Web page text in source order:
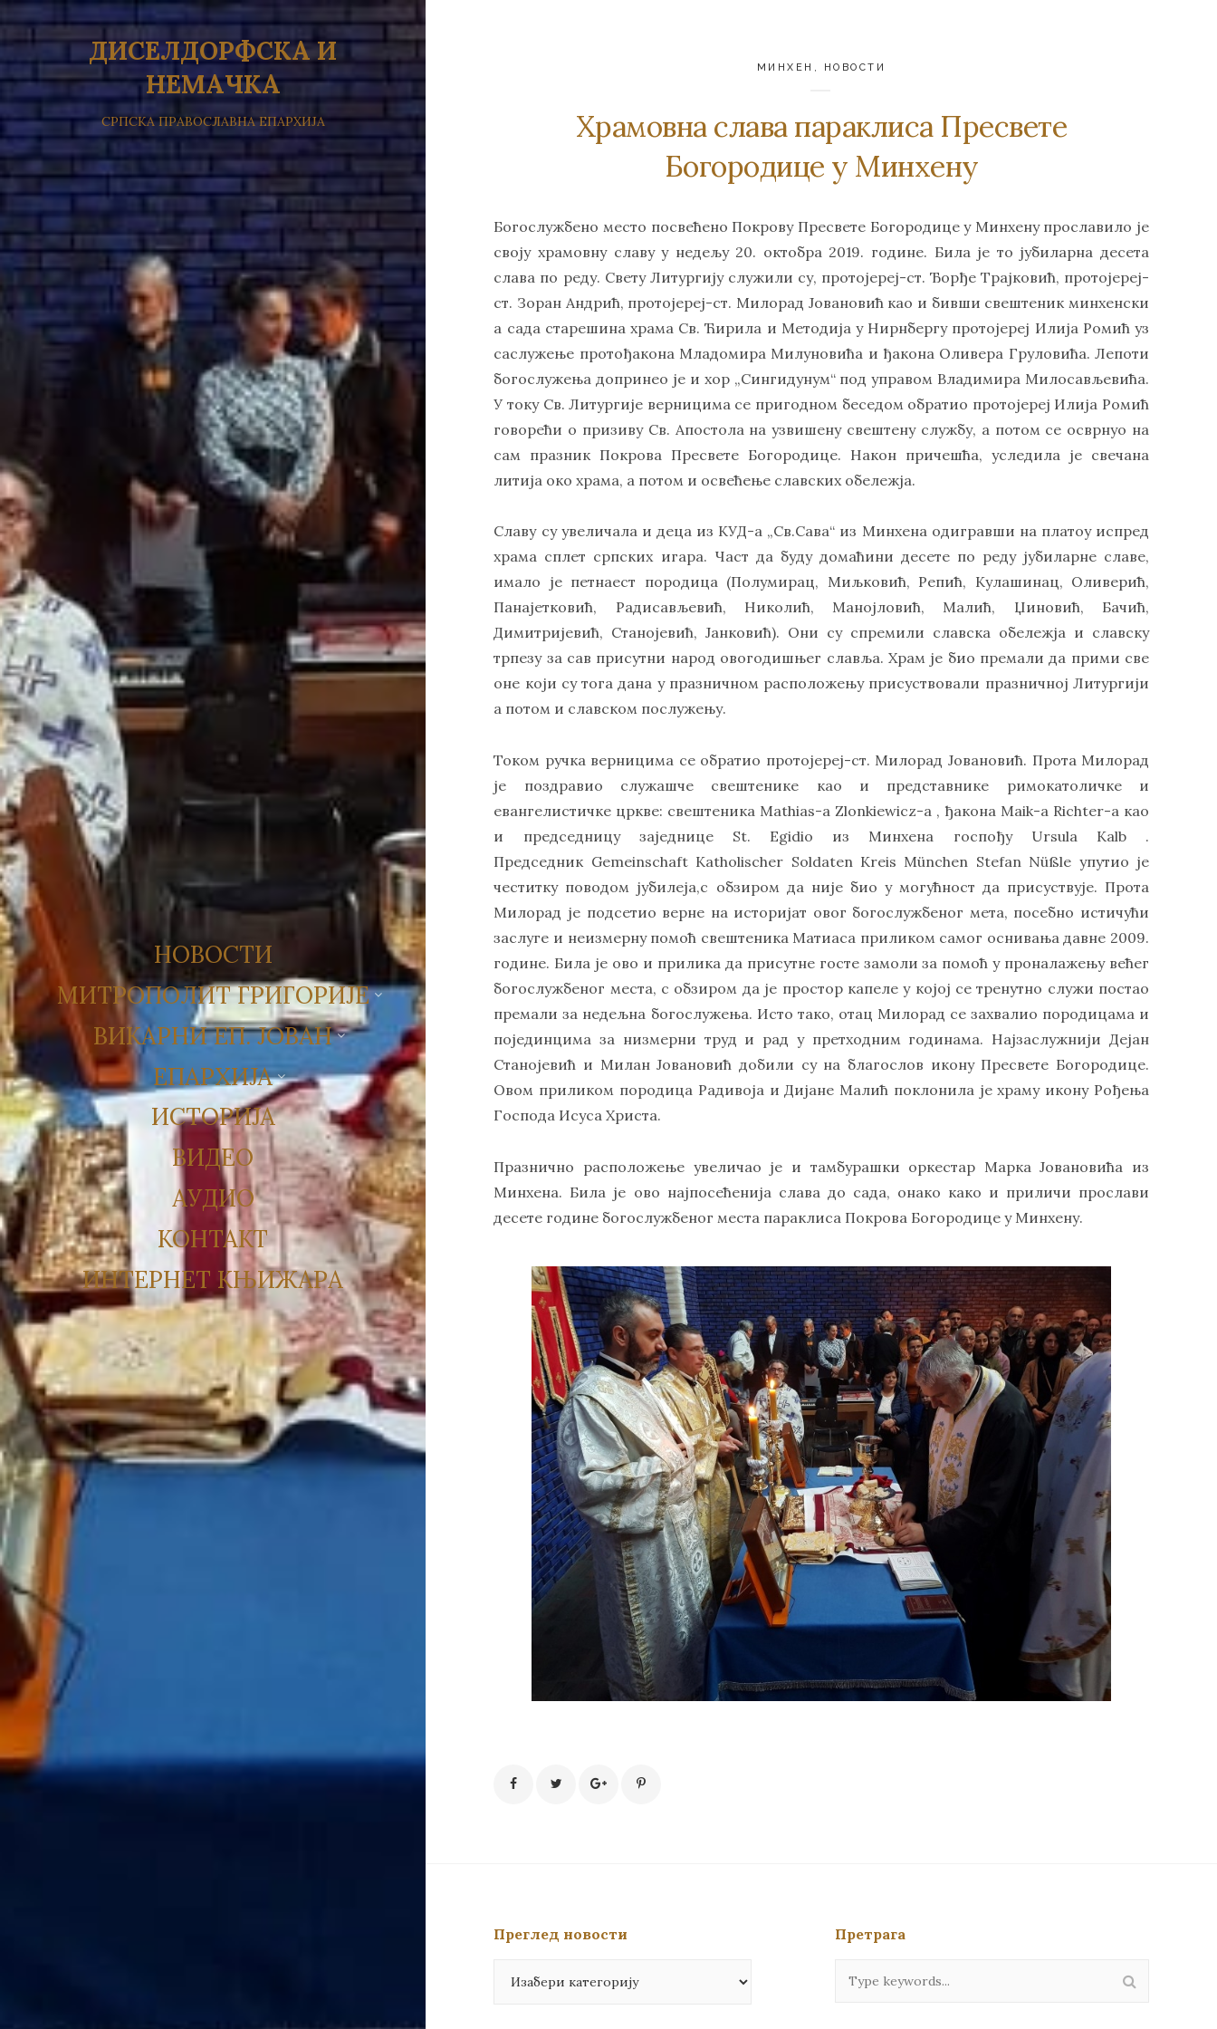
ДИСЕЛДОРФСКА И
НЕМАЧКА
СРПСКА ПРАВОСЛАВНА ЕПАРХИЈА
НОВОСТИ
МИТРОПОЛИТ ГРИГОРИЈЕ
ВИКАРНИ ЕП. ЈОВАН
ЕПАРХИЈА
ИСТОРИЈА
ВИДЕО
АУДИО
КОНТАКТ
ИНТЕРНЕТ КЊИЖАРА
МИНХЕН , НОВОСТИ
Храмовна слава параклиса Пресвете
Богородице у Минхену
Богослужбено место посвећено Покрову Пресвете Богородице у Минхену прославило је
своју храмовну славу у недељу 20. октобра 2019. године. Била је то јубиларна десета
слава по реду. Свету Литургију служили су, протојереј-ст. Ђорђе Трајковић, протојереј-
ст. Зоран Андрић, протојереј-ст. Милорад Јовановић као и бивши свештеник минхенски
а сада старешина храма Св. Ћирила и Методија у Нирнбергу протојереј Илија Ромић уз
саслужење протођакона Младомира Милуновића и ђакона Оливера Груловића. Лепоти
богослужења допринео је и хор „Сингидунум“ под управом Владимира Милосављевића.
У току Св. Литургије верницима се пригодном беседом обратио протојереј Илија Ромић
говорећи о призиву Св. Апостола на узвишену свештену службу, а потом се осврнуо на
сам празник Покрова Пресвете Богородице. Након причешћа, уследила је свечана
литија око храма, а потом и освећење славских обележја.
Славу су увеличала и деца из КУД-а „Св.Сава“ из Минхена одигравши на платоу испред
храма сплет српских игара. Част да буду домаћини десете по реду јубиларне славе,
имало је петнаест породица (Полумирац, Миљковић, Репић, Кулашинац, Оливерић,
Панајетковић, Радисављевић, Николић, Манојловић, Малић, Џиновић, Бачић,
Димитријевић, Станојевић, Јанковић). Они су спремили славска обележја и славску
трпезу за сав присутни народ овогодишњег славља. Храм је био премали да прими све
оне који су тога дана у празничном расположењу присуствовали празничној Литургији
а потом и славском послужењу.
Током ручка верницима се обратио протојереј-ст. Милорад Јовановић. Прота Милорад
је поздравио служашче свештенике као и представнике римокатоличке и
евангелистичке цркве: свештеника Mathias-а Zlonkiewicz-а , ђакона Maik-а Richter-а као
и председницу заједнице St. Egidio из Минхена госпођу Ursula Kalb .
Председник Gemeinschaft Katholischer Soldaten Kreis München Stefan Nüßle упутио је
честитку поводом јубилеја,с обзиром да није био у могућност да присуствује. Прота
Милорад је подсетио верне на историјат овог богослужбеног мета, посебно истичући
заслуге и неизмерну помоћ свештеника Матиаса приликом самог оснивања давне 2009.
године. Била је ово и прилика да присутне госте замоли за помоћ у проналажењу већег
богослужбеног места, с обзиром да je простор капеле у којој се тренутно служи постаo
премали за недељна богослужења. Исто тако, отац Милорад се захвалио породицама и
појединцима за низмерни труд и рад у претходним годинама. Најзаслужнији Дејан
Станојевић и Милан Јовановић добили су на благослов икону Пресвете Богородице.
Овом приликом породица Радивоја и Дијане Малић поклонила је храму икону Рођења
Господа Исуса Христа.
Празнично расположење увеличао је и тамбурашки оркестар Марка Јовановића из
Минхена. Била је ово најпосећенија слава до сада, онако како и приличи прослави
десете године богослужбеног места параклиса Покрова Богородице у Минхену.
Преглед новости
новости
Претрага